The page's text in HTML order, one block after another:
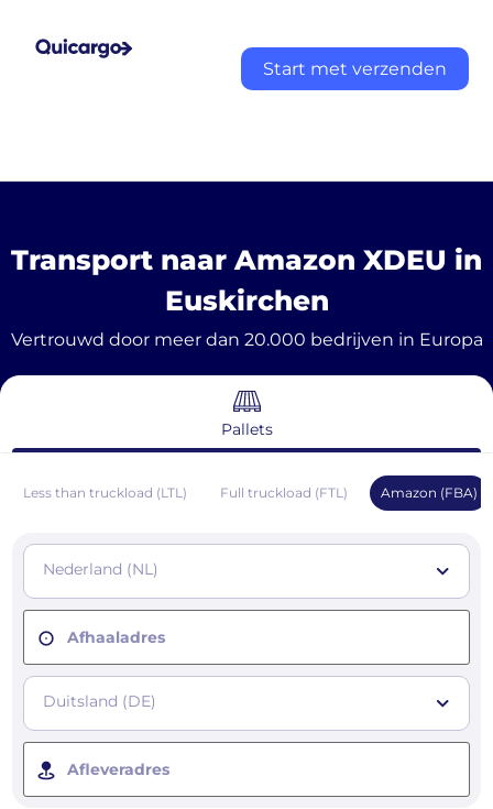
Start met verzenden
Transport naar Amazon XDEU in
Euskirchen
Vertrouwd door meer dan 20.000 bedrijven in Europa
Pallets
Less than truckload (LTL) Full truckload (FTL) Amazon (FBA)
Nederland (NL)
Afhaaladres
Duitsland (DE)
Afleveradres